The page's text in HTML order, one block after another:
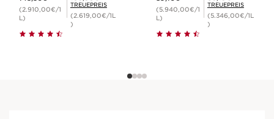
(2.910,00€/1
L)
TREUEPREIS
(2.619,00€/1L
)
(5.940,00€/1
L)
TREUEPREIS
(5.346,00€/1L
)